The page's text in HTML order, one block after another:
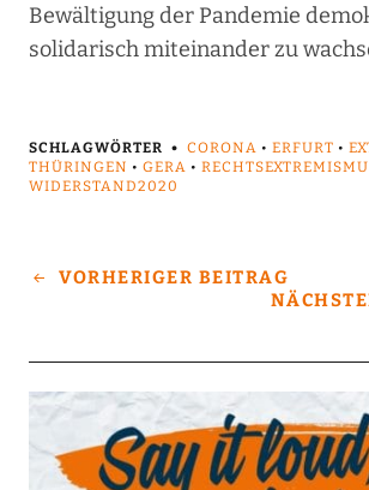
Bewältigung der Pandemie
solidarisch miteinander zu
SCHLAGWÖRTER CORONA • ERFURT •
THÜRINGEN • GERA •
WIDERSTAND2020
VORHERIGER BEITRAG